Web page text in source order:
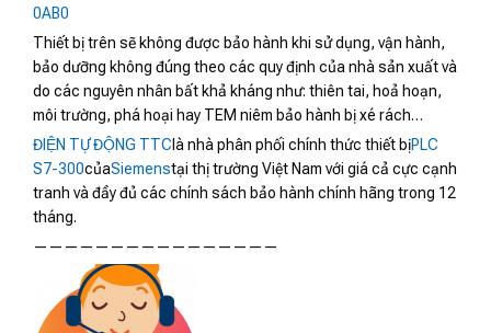
0AB0
Thiết bị trên sẽ không được bảo hành khi sử dụng, vận hành,
bảo dưỡng không đúng theo các quy định của nhà sản xuất và
do các nguyên nhân bất khả kháng như: thiên tai, hoả hoạn,
môi trường, phá hoại hay TEM niêm bảo hành bị xé rách…
ĐIỆN TỰ ĐỘNG TTC là nhà phân phối chính thức thiết bịPLC
S7-300củaSiemenstại thị trường Việt Nam với giá cả cực cạnh
tranh và đầy đủ các chính sách bảo hành chính hãng trong 12
tháng.
————————————————